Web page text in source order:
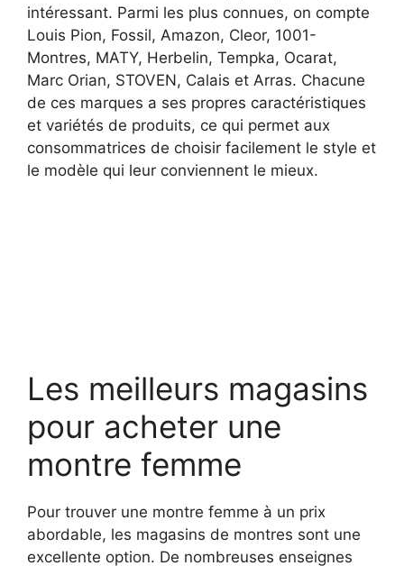
intéressant. Parmi les plus connues, on compte
Louis Pion, Fossil, Amazon, Cleor, 1001-
Montres, MATY, Herbelin, Tempka, Ocarat,
Marc Orian, STOVEN, Calais et Arras. Chacune
de ces marques a ses propres caractéristiques
et variétés de produits, ce qui permet aux
consommatrices de choisir facilement le style et
le modèle qui leur conviennent le mieux.
Les meilleurs magasins
pour acheter une
montre femme
Pour trouver une montre femme à un prix
abordable, les magasins de montres sont une
excellente option. De nombreuses enseignes